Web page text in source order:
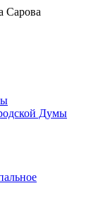
Сарова
Думы